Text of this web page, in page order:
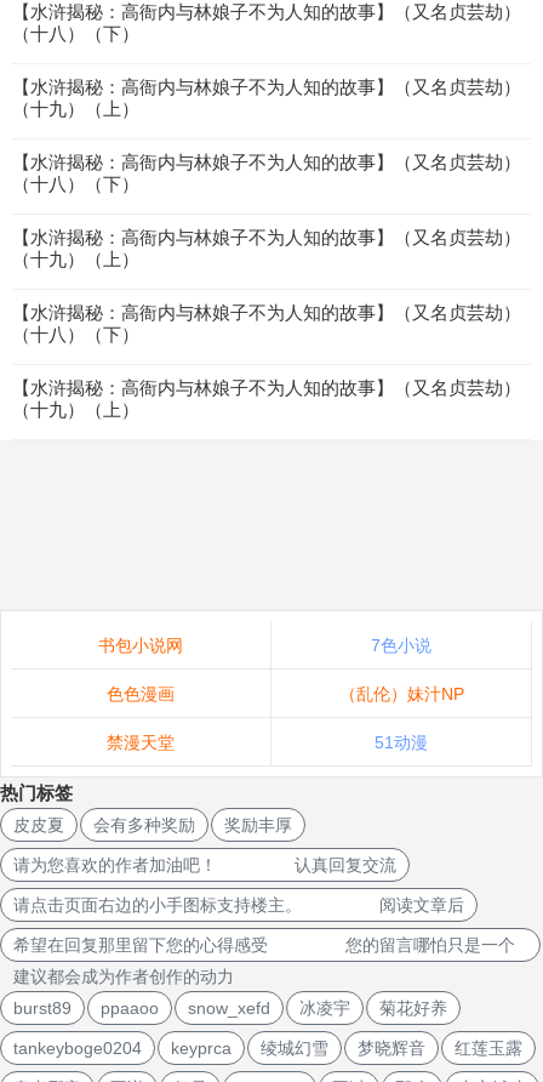
【水浒揭秘：高衙内与林娘子不为人知的故事】（又名贞芸劫）
（十八）（下）
【水浒揭秘：高衙内与林娘子不为人知的故事】（又名贞芸劫）
（十九）（上）
【水浒揭秘：高衙内与林娘子不为人知的故事】（又名贞芸劫）
（十八）（下）
【水浒揭秘：高衙内与林娘子不为人知的故事】（又名贞芸劫）
（十九）（上）
【水浒揭秘：高衙内与林娘子不为人知的故事】（又名贞芸劫）
（十八）（下）
【水浒揭秘：高衙内与林娘子不为人知的故事】（又名贞芸劫）
（十九）（上）
书包小说网 7色小说
色色漫画 （乱伦）妹汁NP
禁漫天堂 51动漫
热门标签
皮皮夏 会有多种奖励 奖励丰厚
请为您喜欢的作者加油吧！ 认真回复交流
请点击页面右边的小手图标支持楼主。 阅读文章后
希望在回复那里留下您的心得感受 您的留言哪怕只是一个
建议都会成为作者创作的动力
burst89
ppaaoo snow_xefd 冰凌宇 菊花好养
tankeyboge0204 keyprca 绫城幻雪 梦晓辉音 红莲玉露